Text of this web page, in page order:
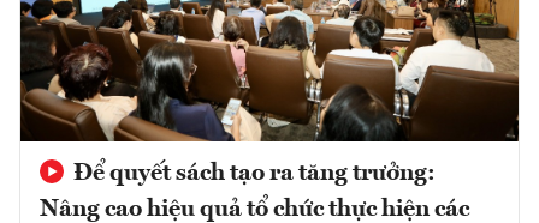
Để quyết sách tạo ra tăng trưởng:
Nâng cao hiệu quả tổ chức thực hiện các